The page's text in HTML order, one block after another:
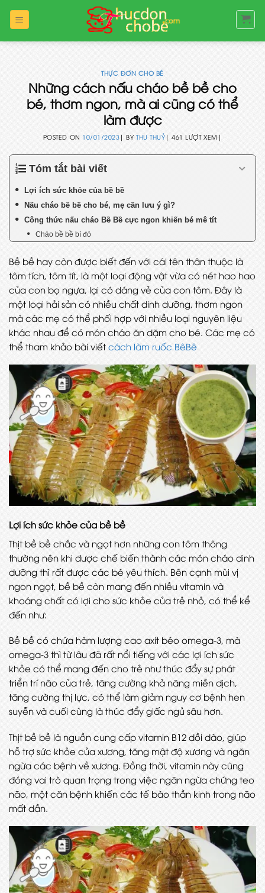
qua
THỰC ĐƠN CHO BÉ
Những cách nấu cháo bề bề cho
bé, thơm ngon, mà ai cũng có thể
làm được
POSTED ON 10/01/2023 | BYTHU THUỶ | 461 LƯỢT XEM|
Tóm tắt bài viết
Lợi ích sức khỏe của bề bề
Nấu cháo bề bề cho bé, mẹ cần lưu ý gì?
Công thức nấu cháo Bề Bề cực ngon khiến bé mê tít
Cháo bề bề bí đỏ
Bề bề hay còn được biết đến với cái tên thân thuộc là
tôm tích, tôm tít, là một loại động vật vừa có nét hao hao
của con bọ ngựa, lại có dáng vẻ của con tôm. Đây là
một loại hải sản có nhiều chất dinh dưỡng, thơm ngon
mà các mẹ có thể phối hợp với nhiều loại nguyên liệu
khác nhau để có món cháo ăn dặm cho bé. Các mẹ có
thể tham khảo bài viết cách làm ruốc BêBê
Lợi ích sức khỏe của bề bề
Thịt bề bề chắc và ngọt hơn những con tôm thông
thường nên khi được chế biến thành các món cháo dinh
dưỡng thì rất được các bé yêu thích. Bên cạnh mùi vị
ngon ngọt, bề bề còn mang đến nhiều vitamin và
khoáng chất có lợi cho sức khỏe của trẻ nhỏ, có thể kể
đến như:
Bề bề có chứa hàm lượng cao axit béo omega-3, mà
omega-3 thì từ lâu đã rất nổi tiếng với các lợi ích sức
khỏe có thể mang đến cho trẻ như thúc đẩy sự phát
triển trí não của trẻ, tăng cường khả năng miễn dịch,
tăng cường thị lực, có thể làm giảm nguy cơ bệnh hen
suyễn và cuối cùng là thúc đẩy giấc ngủ sâu hơn.
Thịt bề bề là nguồn cung cấp vitamin B12 dồi dào, giúp
hỗ trợ sức khỏe của xương, tăng mật độ xương và ngăn
ngừa các bệnh về xương. Đồng thời, vitamin này cũng
đóng vai trò quan trọng trong việc ngăn ngừa chứng teo
não, một căn bệnh khiến các tế bào thần kinh trong não
mất dần.